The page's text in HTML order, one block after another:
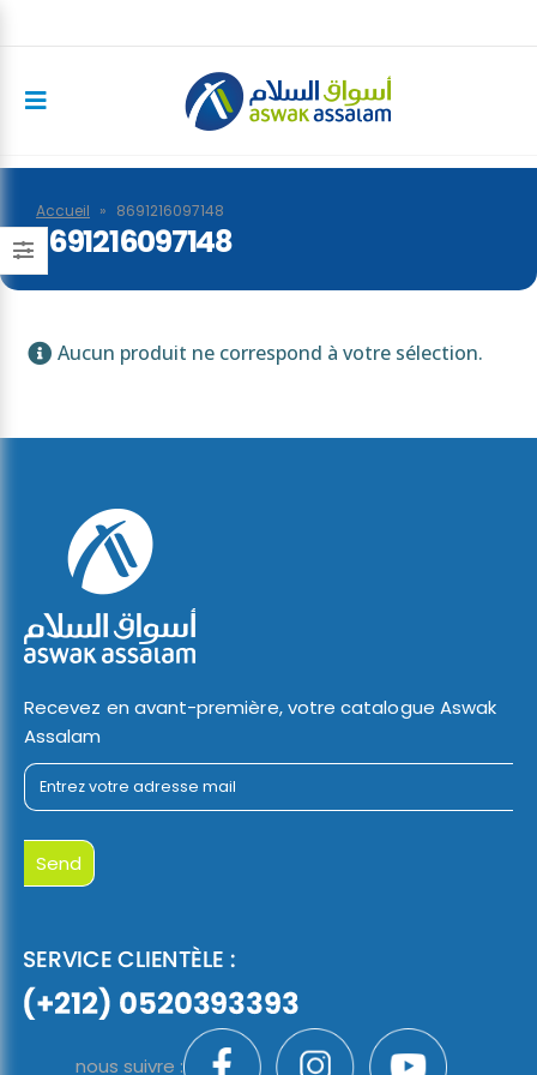
Accueil » 8691216097148
8691216097148
Aucun produit ne correspond à votre sélection.
Recevez en avant-première, votre catalogue Aswak
Assalam
nous suivre :